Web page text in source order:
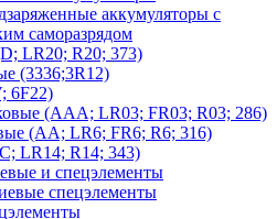
аккумуляторы с
саморазрядом
LR20; R20; 373)
(3336;3R12)
6F22)
(AAA; LR03; FR03; R03; 286)
(AA; LR6; FR6; R6; 316)
LR14; R14; 343)
и спецэлементы
спецэлементы